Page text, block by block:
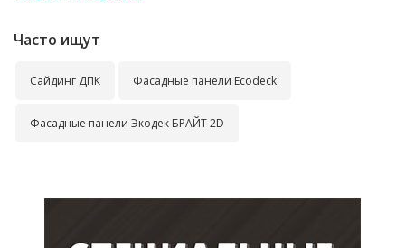
Часто ищут
Сайдинг ДПК Фасадные панели Ecodeck
Фасадные панели Экодек БРАЙТ 2D